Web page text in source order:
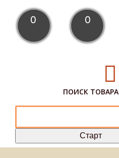
0 0
ПОИСК ТОВАРА